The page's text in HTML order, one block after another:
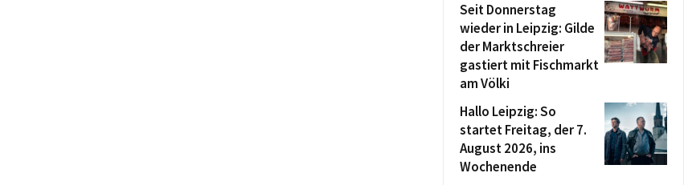
Seit Donnerstag
wieder in Leipzig: Gilde
der Marktschreier
gastiert mit Fischmarkt
am Völki
Hallo Leipzig: So
startet Freitag, der 7.
August 2026, ins
Wochenende